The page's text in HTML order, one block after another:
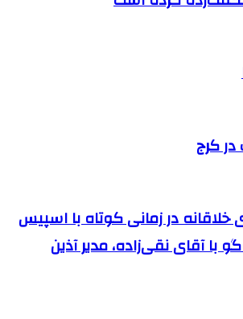
کرج
در زمانی کوتاه با اسپیس
با آقای نقی‌زاده، مدیر آذین